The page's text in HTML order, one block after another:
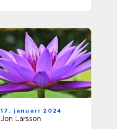
17. januari 2024
Jon Larsson